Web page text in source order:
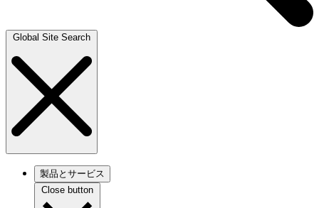
Global Site Search
製品とサービス
Close button